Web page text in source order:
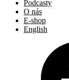
Podcasty
O nás
E-shop
English